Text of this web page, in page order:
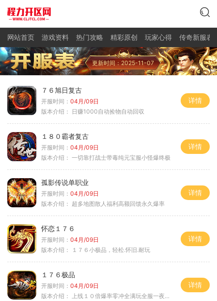
网站首页 游戏资料 热门攻略 精彩原创 玩家心得 传奇新服表
更新时间：2025-11-07
７６旭日复古
开服时间： 04月/09日
版本介绍：
日赚1000自动捡物自动回収
详情
１８０霸者复古
开服时间： 04月/09日
版本介绍： 一切靠打战士带毒纯元宝服小怪爆终极
详情
孤影传说单职业
开服时间： 04月/09日
版本介绍： 超多地图散人福利高额回馈永久爆率
详情
怀恋１７６
开服时间： 04月/09日
版本介绍：
１７６小极品，轻松.怀旧.耐玩
详情
１７６极品
开服时间： 04月/09日
版本介绍：
上线１０倍爆率零冲全满玩全服一夜终极
详情